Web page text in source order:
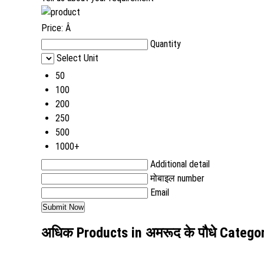
Price: Â
Quantity
Select Unit
50
100
200
250
500
1000+
Additional detail
मोबाइल number
Email
अधिक Products in अमरूद के पौधे